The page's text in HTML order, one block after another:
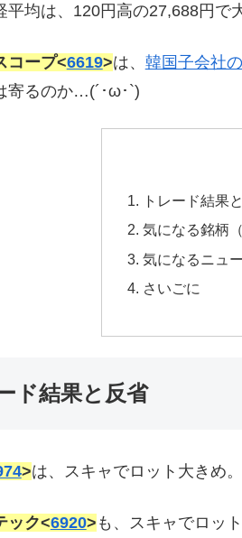
平均は、120円高の27,688円で
コープ<6619>は、 韓国子会社
寄るのか…(´･ω･`)
トレード結果
気になる銘柄
気になるニュ
さいごに
ド結果と反省
>は、スキャでロット大きめ。
ック<6920> も、スキャでロット